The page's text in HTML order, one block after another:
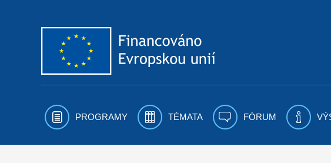
PROGRAMY TÉMATA FÓRUM